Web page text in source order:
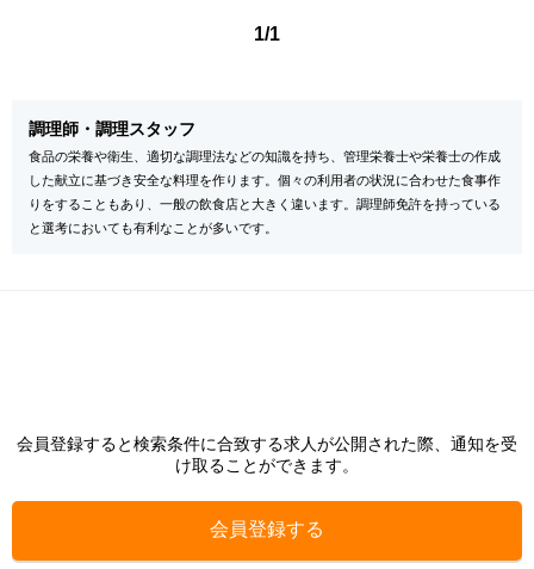
1/1
調理師・調理スタッフ
食品の栄養や衛生、適切な調理法などの知識を持ち、管理栄養士や栄養士の作成
した献立に基づき安全な料理を作ります。個々の利用者の状況に合わせた食事作
りをすることもあり、一般の飲食店と大きく違います。調理師免許を持っている
と選考においても有利なことが多いです。
会員登録すると検索条件に合致する求人が公開された際、通知を受
け取ることができます。
会員登録する